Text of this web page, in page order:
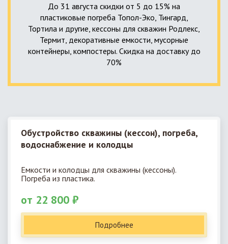
До 31 августа скидки от 5 до 15% на
пластиковые погреба Топол-Эко, Тингард,
Тортила и другие, кессоны для скважин Родлекс,
Термит, декоративные емкости, мусорные
контейнеры, компостеры. Скидка на доставку до
70%
Обустройство скважины (кессон), погреба,
водоснабжение и колодцы
Емкости и колодцы для скважины (кессоны).
Погреба из пластика.
от 22 800 ₽
Подробнее